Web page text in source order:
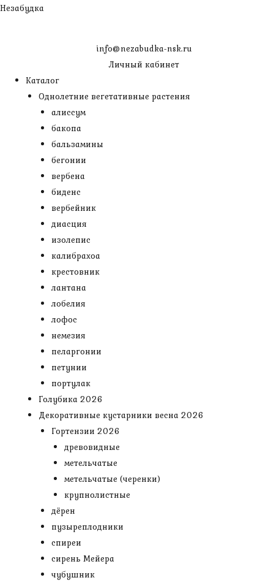
Перейти
Незабудка
info@nezabudka-nsk.ru
Личный кабинет
Каталог
Однолетние вегетативные растения
алиссум
бакопа
бальзамины
бегонии
вербена
биденс
вербейник
диасция
изолепис
калибрахоа
крестовник
лантана
лобелия
лофос
немезия
пеларгонии
петунии
портулак
Голубика 2026
Декоративные кустарники весна 2026
Гортензии 2026
древовидные
метельчатые
метельчатые (черенки)
крупнолистные
дёрен
пузыреплодники
спиреи
сирень Мейера
чубушник